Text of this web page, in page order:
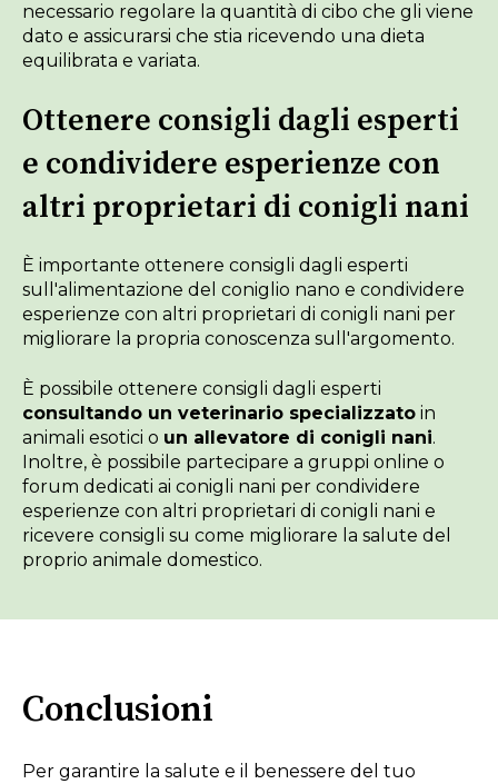
necessario regolare la quantità di cibo che gli viene
dato e assicurarsi che stia ricevendo una dieta
equilibrata e variata.
Ottenere consigli dagli esperti
e condividere esperienze con
altri proprietari di conigli nani
È importante ottenere consigli dagli esperti
sull'alimentazione del coniglio nano e condividere
esperienze con altri proprietari di conigli nani per
migliorare la propria conoscenza sull'argomento.
È possibile ottenere consigli dagli esperti
consultando un veterinario specializzato in
animali esotici o un allevatore di conigli nani.
Inoltre, è possibile partecipare a gruppi online o
forum dedicati ai conigli nani per condividere
esperienze con altri proprietari di conigli nani e
ricevere consigli su come migliorare la salute del
proprio animale domestico.
Conclusioni
Per garantire la salute e il benessere del tuo